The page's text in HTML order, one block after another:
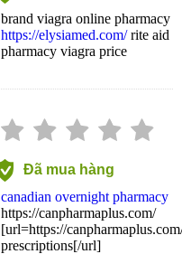
brand viagra online pharmacy
https://elysiamed.com/rite aid
pharmacy viagra price
Đã mua hàng
canadian overnight pharmacy
https://canpharmaplus.com/
[url=https://
prescriptions[/url]